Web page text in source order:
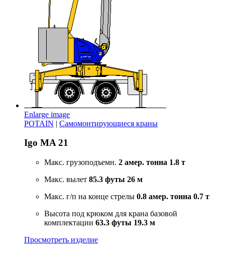
Enlarge image
POTAIN | Самомонтирующиеся краны
Igo MA 21
Макс. грузоподъемн. 2 амер. тонна 1.8 т
Макс. вылет 85.3 футы 26 м
Макс. г/п на конце стрелы 0.8 амер. тонна 0.7 т
Высота под крюком для крана базовой
комплектации 63.3 футы 19.3 м
Просмотреть изделие